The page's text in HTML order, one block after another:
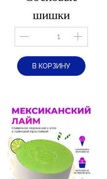
шишки
В КОРЗИНУ